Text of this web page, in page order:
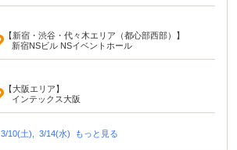
【新宿・渋谷・代々木エリア（都心部西部）】
新宿NSビル NSイベントホール
【大阪エリア】
インテックス大阪
3/10(土), 3/14(水) もっと見る